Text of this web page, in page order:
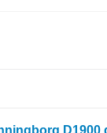
D1900